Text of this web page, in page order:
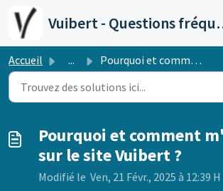
Passer au contenu principal
Vuibert
Accueil ... Pourquoi et comment m'inscrire sur le site Vuibert ?
Pourquoi et comment
sur le site Vuibert ?
Modifié le Ven, 21 Févr., 2025 à 12:39 H